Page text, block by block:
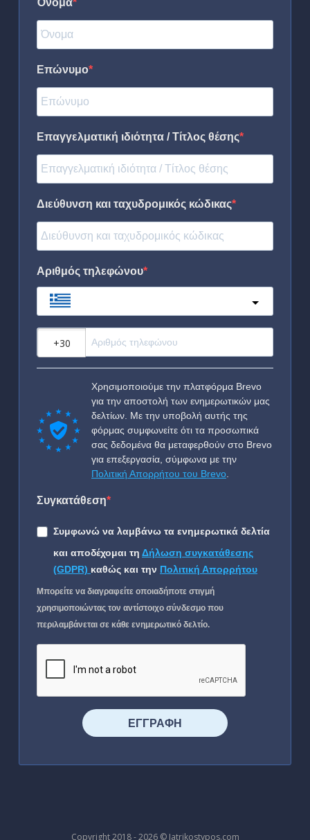
Όνομα
Επώνυμο
Επαγγελματική ιδιότητα / Τίτλος θέσης
Διεύθυνση και ταχυδρομικός κώδικας
Αριθμός τηλεφώνου
Χρησιμοποιούμε την πλατφόρμα Brevo
για την αποστολή των ενημερωτικών μας
δελτίων. Με την υποβολή αυτής της
φόρμας συμφωνείτε ότι τα προσωπικά
σας δεδομένα θα μεταφερθούν στο Brevo
για επεξεργασία, σύμφωνα με την
Πολιτική Απορρήτου του Brevo
Συγκατάθεση
Συμφωνώ να λαμβάνω τα ενημερωτικά δελτία
και αποδέχομαι τη Δήλωση συγκατάθεσης
(GDPR) καθώς και την Πολιτική Απορρήτου
Μπορείτε να διαγραφείτε οποιαδήποτε στιγμή
χρησιμοποιώντας τον αντίστοιχο σύνδεσμο που
περιλαμβάνεται σε κάθε ενημερωτικό δελτίο.
⠀⠀⠀⠀ΕΓΓΡΑΦΗ⠀⠀⠀⠀
Copyright 2018 - 2026 © Iatrikostypos.com